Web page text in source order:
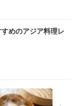
t
r
めのアジア料理レ